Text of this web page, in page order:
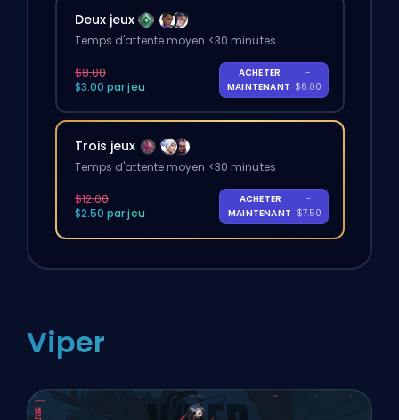
Deux jeux
Temps d'attente moyen <30 minutes
$8.00
$3.00 par jeu
ACHETER
MAINTENANT
-
$6.00
Trois jeux
Temps d'attente moyen <30 minutes
$12.00
$2.50 par jeu
ACHETER
MAINTENANT
-
$7.50
Viper